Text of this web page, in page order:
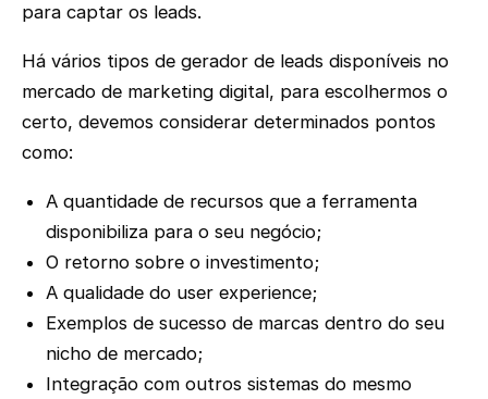
para captar os leads.
Há vários tipos de gerador de leads disponíveis no
mercado de marketing digital, para escolhermos o
certo, devemos considerar determinados pontos
como:
A quantidade de recursos que a ferramenta
disponibiliza para o seu negócio;
O retorno sobre o investimento;
A qualidade do user experience;
Exemplos de sucesso de marcas dentro do seu
nicho de mercado;
Integração com outros sistemas do mesmo